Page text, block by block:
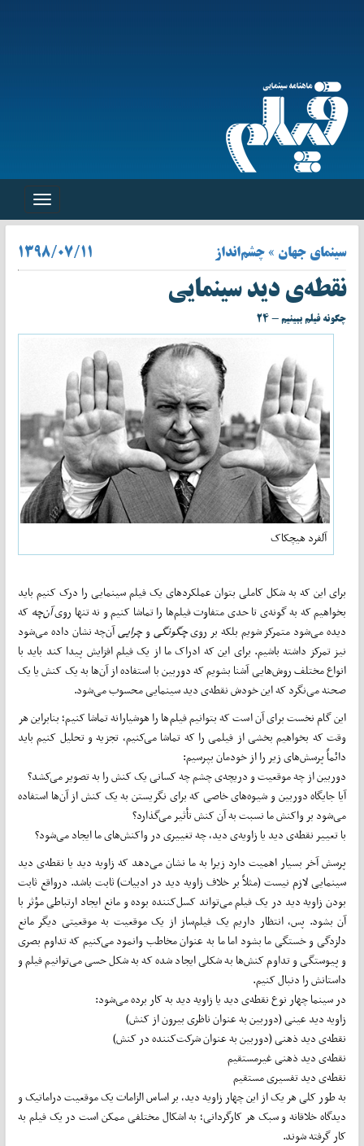
Toggle
سینمای جهان » چشم‌انداز ۱۳۹۸/۰۷/۱۱
نقطه‌ی دید سینمایی
چگونه فیلم ببینیم - ۲۴
آلفرد هیچکاک
برای این که به شکل کاملی بتوان عملکرد‌های یک فیلم سینمایی را درک کنیم باید
بخواهیم که به گونه‌ی تا حدی متفاوت فیلم‌ها را تماشا کنیم و نه تنها رویآن‌چهکه
دیده می‌شود متمرکز شویم بلکه بر رویچگونگیوچراییآن‌چه نشان داده می‌شود
نیز تمرکز داشته باشیم. برای این که ادراک ما از یک فیلم افزایش پیدا کند باید با
انواع مختلف روش‌هایی آشنا بشویم که دوربین با استفاده از آن‌ها به یک کنش یا یک
صحنه می‌نگرد که این خودش نقطه‌ی دید سینمایی محسوب می‌‌شود.
این گام نخست برای آن است که بتوانیم فیلم‌ها را هوشیارانه تماشا کنیم؛ بنابراین هر
وقت که بخواهیم بخشی از فیلمی را که تماشا می‌کنیم، تجزیه و تحلیل کنیم باید
دائماً پرسش‌‌های زیر را از خودمان بپرسیم:
دوربین از چه موقعیت و دریچه‌ی چشم چه کسانی یک کنش را به تصویر می‌کشد؟
آیا جایگاه دوربین و شیوه‌‌های خاصی که برای نگریستن به یک کنش از آن‌‌ها استفاده
می‌شود بر واکنش ما نسبت به آن کنش تأثیر می‌گذارد؟
با تعییر نقطه‌ی دید یا زاویه‌ی دید، چه تغییری در واکنش‌‌‌های ما ایجاد می‌شود؟
پرسش آخر بسیار اهمیت دارد زیرا به ما نشان می‌دهد که زاویه دید یا نقطه‌ی دید
سینمایی لازم نیست (مثلاً بر خلاف زاویه دید در ادبیات) ثابت باشد. درواقع ثابت
بودن زاویه دید در یک فیلم می‌تواند کسل‌کننده بوده و مانع ایجاد ارتباطی مؤثر با
آن بشود. پس، انتظار داریم یک فیلم‌‌ساز از یک موقعیت به موقعیتی دیگر مانع
دلزدگی و خستگی ما بشود اما ما به عنوان مخاطب وانمود می‌کنیم که تداوم بصری
و پیوستگی و تداوم کنش‌‌ها به شکلی ایجاد شده که به شکل حسی می‌توانیم فیلم و
داستانش را دنبال کنیم.
در سینما چهار نوع نقطه‌ی دید یا زاویه دید به کار برده می‌شود:
زاویه دید عینی (دوربین به عنوان ناظری بیرون از کنش)
نقطه‌ی دید ذهنی (دوربین به عنوان شرکت‌کننده در کنش)
نقطه‌ی دید ذهنی غیرمستقیم
نقطه‌ی دید تفسیری مستقیم
به طور کلی هر یک از این چهار زاویه دید، بر اساس الزامات یک موقعیت دراماتیک و
دیدگاه خلاقانه و سبک هر کارگردانی؛ به اشکال مختلفی ممکن است در یک فیلم به
کار گرفته شوند.